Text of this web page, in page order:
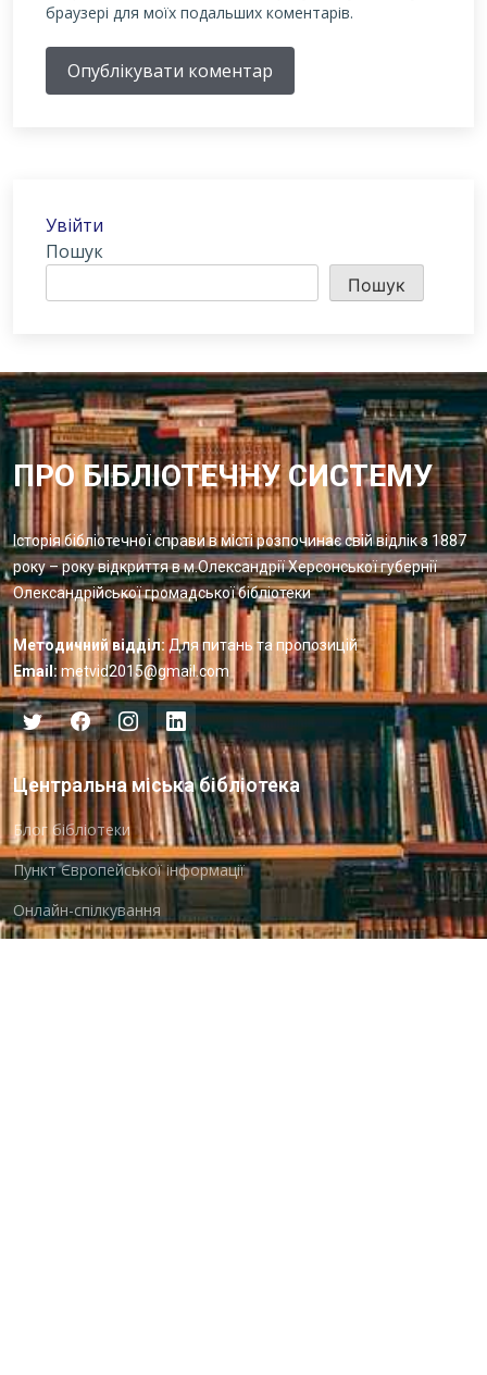
браузері для моїх подальших коментарів.
Опублікувати коментар
Увійти
Пошук
Пошук
ПРО БІБЛІОТЕЧНУ СИСТЕМУ
Історія бібліотечної справи в місті розпочинає свій відлік з 1887
року – року відкриття в м.Олександрії Херсонської губернії
Олександрійської громадської бібліотеки
Методичний відділ: Для питань та пропозицій
Email: metvid2015@gmail.com
Центральна міська бібліотека
Блог бібліотеки
Пункт Європейської інформації
Онлайн-спілкування